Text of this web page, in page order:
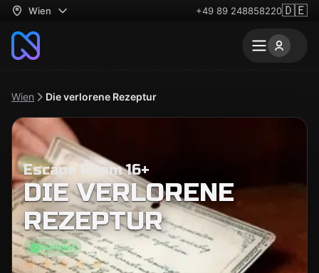
Wien +49 89 248858220🇩🇪
Wien Die verlorene Rezeptur
Escape Room 16+
DIE VERLORENE
REZEPTUR
Verifiziert